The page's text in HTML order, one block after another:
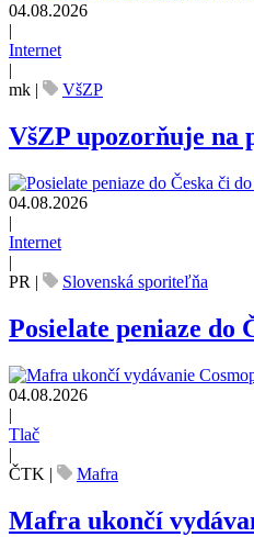
04.08.2026
|
Internet
|
mk | VšZP
VšZP upozorňuje na
04.08.2026
|
Internet
|
PR | Slovenská sporiteľňa
Posielate peniaze do
04.08.2026
|
Tlač
|
ČTK | Mafra
Mafra ukončí